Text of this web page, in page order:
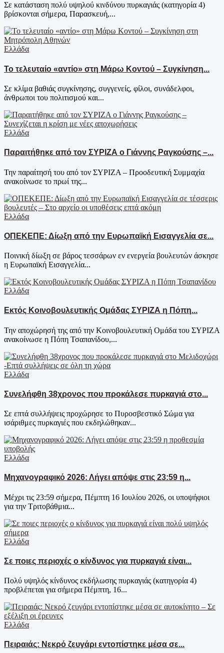
Σε κατάσταση πολύ υψηλού κινδύνου πυρκαγιάς (κατηγορία 4)
βρίσκονται σήμερα, Παρασκευή,...
Ελλάδα
Το τελευταίο «αντίο» στη Μάρω Κοντού – Συγκίνηση...
Σε κλίμα βαθιάς συγκίνησης, συγγενείς, φίλοι, συνάδελφοι,
άνθρωποι του πολιτισμού και...
Ελλάδα
Παραιτήθηκε από τον ΣΥΡΙΖΑ ο Γιάννης Ραγκούσης –...
Την παραίτησή του από τον ΣΥΡΙΖΑ – Προοδευτική Συμμαχία
ανακοίνωσε το πρωί της...
Ελλάδα
ΟΠΕΚΕΠΕ: Δίωξη από την Ευρωπαϊκή Εισαγγελία σε...
Ποινική δίωξη σε βάρος τεσσάρων εν ενεργεία βουλευτών άσκησε
η Ευρωπαϊκή Εισαγγελία...
Ελλάδα
Εκτός Κοινοβουλευτικής Ομάδας ΣΥΡΙΖΑ η Πόπη...
Την αποχώρησή της από την Κοινοβουλευτική Ομάδα του ΣΥΡΙΖΑ
ανακοίνωσε η Πόπη Τσαπανίδου,...
Ελλάδα
Συνελήφθη 38χρονος που προκάλεσε πυρκαγιά στο...
Σε επτά συλλήψεις προχώρησε το Πυροσβεστικό Σώμα για
ισάριθμες πυρκαγιές που εκδηλώθηκαν...
Ελλάδα
Μηχανογραφικό 2026: Λήγει απόψε στις 23:59 η...
Μέχρι τις 23:59 σήμερα, Πέμπτη 16 Ιουλίου 2026, οι υποψήφιοι
για την Τριτοβάθμια...
Ελλάδα
Σε ποιες περιοχές ο κίνδυνος για πυρκαγιά είναι...
Πολύ υψηλός κίνδυνος εκδήλωσης πυρκαγιάς (κατηγορία 4)
προβλέπεται για σήμερα Πέμπτη, 16...
Ελλάδα
Πειραιάς: Νεκρό ζευγάρι εντοπίστηκε μέσα σε...